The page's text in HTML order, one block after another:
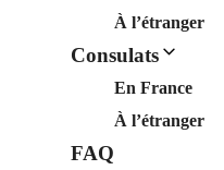
À l’étranger
Consulats
En France
À l’étranger
FAQ